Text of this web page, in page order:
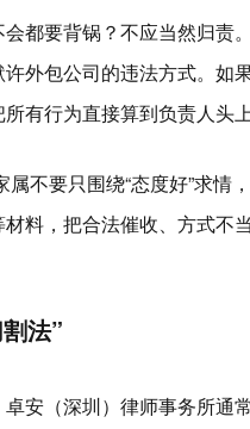
都要背锅？不应当然归责
外包公司的违法方式。如
有行为直接算到负责人头上
不要只围绕“态度好”求情
料，把合法催收、方式不
法”
安（深圳）律师事务所通